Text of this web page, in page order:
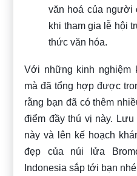
văn hoá của người
khi tham gia lễ hội
thức văn hóa.
Với những kinh nghiệm
màđã tổng hợp được
rằng bạn đã có thêm
điểm đầy thú vị này.
này và lên kế hoạch
đẹp của núi lửa
Indonesia sắp tới bạn